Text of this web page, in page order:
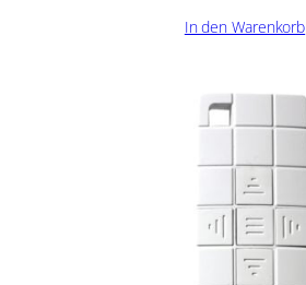
In den Warenkorb